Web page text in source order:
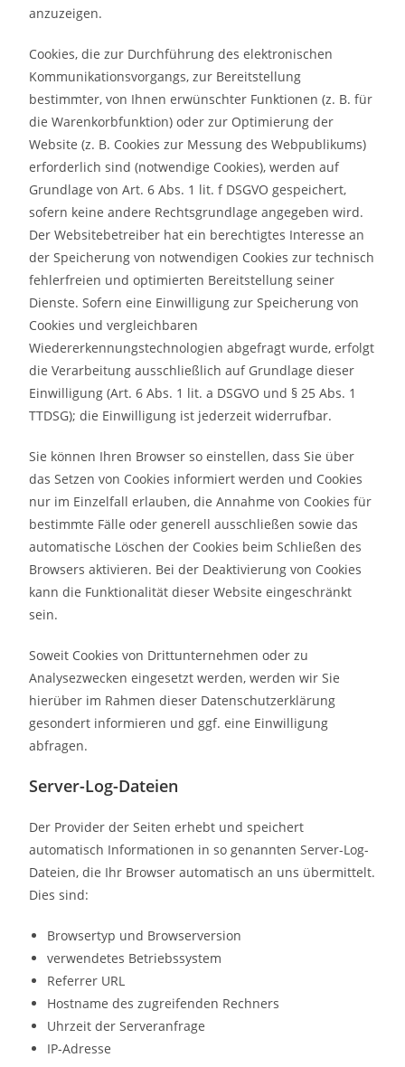
anzuzeigen.
Cookies, die zur Durchführung des elektronischen
Kommunikationsvorgangs, zur Bereitstellung
bestimmter, von Ihnen erwünschter Funktionen (z. B. für
die Warenkorbfunktion) oder zur Optimierung der
Website (z. B. Cookies zur Messung des Webpublikums)
erforderlich sind (notwendige Cookies), werden auf
Grundlage von Art. 6 Abs. 1 lit. f DSGVO gespeichert,
sofern keine andere Rechtsgrundlage angegeben wird.
Der Websitebetreiber hat ein berechtigtes Interesse an
der Speicherung von notwendigen Cookies zur technisch
fehlerfreien und optimierten Bereitstellung seiner
Dienste. Sofern eine Einwilligung zur Speicherung von
Cookies und vergleichbaren
Wiedererkennungstechnologien abgefragt wurde, erfolgt
die Verarbeitung ausschließlich auf Grundlage dieser
Einwilligung (Art. 6 Abs. 1 lit. a DSGVO und § 25 Abs. 1
TTDSG); die Einwilligung ist jederzeit widerrufbar.
Sie können Ihren Browser so einstellen, dass Sie über
das Setzen von Cookies informiert werden und Cookies
nur im Einzelfall erlauben, die Annahme von Cookies für
bestimmte Fälle oder generell ausschließen sowie das
automatische Löschen der Cookies beim Schließen des
Browsers aktivieren. Bei der Deaktivierung von Cookies
kann die Funktionalität dieser Website eingeschränkt
sein.
Soweit Cookies von Drittunternehmen oder zu
Analysezwecken eingesetzt werden, werden wir Sie
hierüber im Rahmen dieser Datenschutzerklärung
gesondert informieren und ggf. eine Einwilligung
abfragen.
Server-Log-Dateien
Der Provider der Seiten erhebt und speichert
automatisch Informationen in so genannten Server-Log-
Dateien, die Ihr Browser automatisch an uns übermittelt.
Dies sind:
Browsertyp und Browserversion
verwendetes Betriebssystem
Referrer URL
Hostname des zugreifenden Rechners
Uhrzeit der Serveranfrage
IP-Adresse